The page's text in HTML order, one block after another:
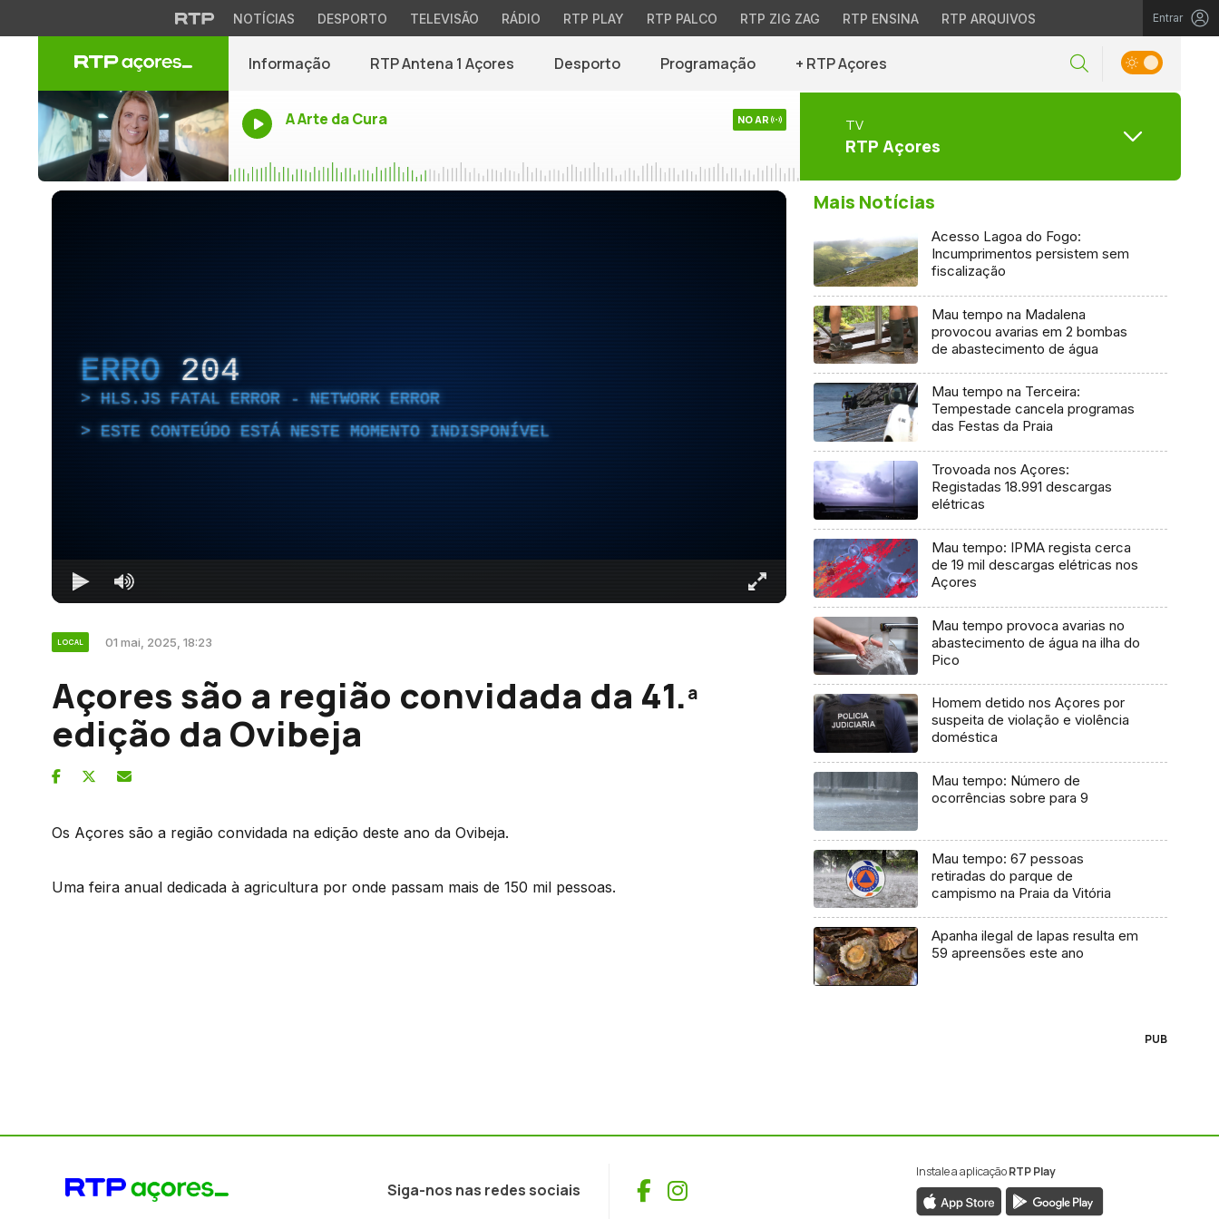
NOTÍCIAS DESPORTO TELEVISÃO RÁDIO RTP PLAY RTP PALCO RTP ZIG ZAG RTP ENSINA RTP ARQUIVOS Entrar
Informação RTP Antena 1 Açores Desporto Programação + RTP Açores
A Arte da Cura NO AR TV
RTP Açores
ERRO 204
HLS.JS FATAL ERROR - NETWORK ERROR
ESTE CONTEÚDO ESTÁ NESTE MOMENTO INDISPONÍVEL
LOCAL 01 mai, 2025, 18:23
Açores são a região convidada da 41.ª
edição da Ovibeja
Os Açores são a região convidada na edição deste ano da Ovibeja.
Uma feira anual dedicada à agricultura por onde passam mais de 150 mil pessoas.
Mais Notícias
Acesso Lagoa do Fogo:
Incumprimentos persistem sem
fiscalização
Mau tempo na Madalena
provocou avarias em 2 bombas
de abastecimento de água
Mau tempo na Terceira:
Tempestade cancela programas
das Festas da Praia
Trovoada nos Açores:
Registadas 18.991 descargas
elétricas
Mau tempo: IPMA regista cerca
de 19 mil descargas elétricas nos
Açores
Mau tempo provoca avarias no
abastecimento de água na ilha do
Pico
Homem detido nos Açores por
suspeita de violação e violência
doméstica
Mau tempo: Número de
ocorrências sobre para 9
Mau tempo: 67 pessoas
retiradas do parque de
campismo na Praia da Vitória
Apanha ilegal de lapas resulta em
59 apreensões este ano
PUB
Siga-nos nas redes sociais Facebook
Instagram
Instale a aplicaçãoRTP Play